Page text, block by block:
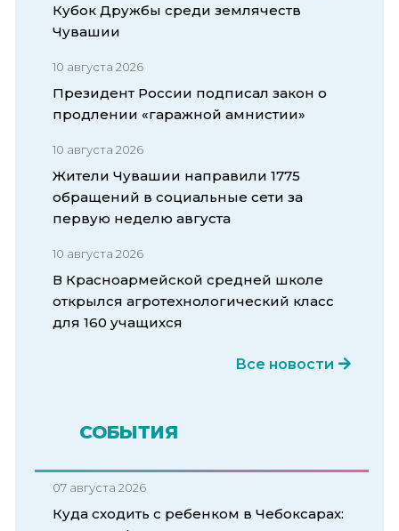
Кубок Дружбы среди землячеств
Чувашии
10 августа 2026
Президент России подписал закон о
продлении «гаражной амнистии»
10 августа 2026
Жители Чувашии направили 1775
обращений в социальные сети за
первую неделю августа
10 августа 2026
В Красноармейской средней школе
открылся агротехнологический класс
для 160 учащихся
Все новости
СОБЫТИЯ
07 августа 2026
Куда сходить с ребенком в Чебоксарах: